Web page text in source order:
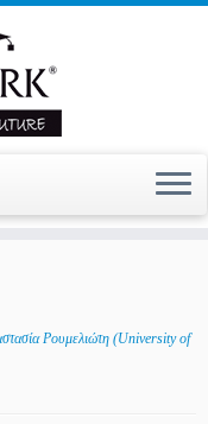
Ρουμελιώτη (University of